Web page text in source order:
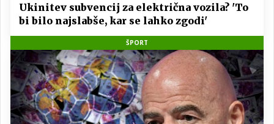
Ukinitev subvencij za električna vozila? 'To
bi bilo najslabše, kar se lahko zgodi'
ŠPORT